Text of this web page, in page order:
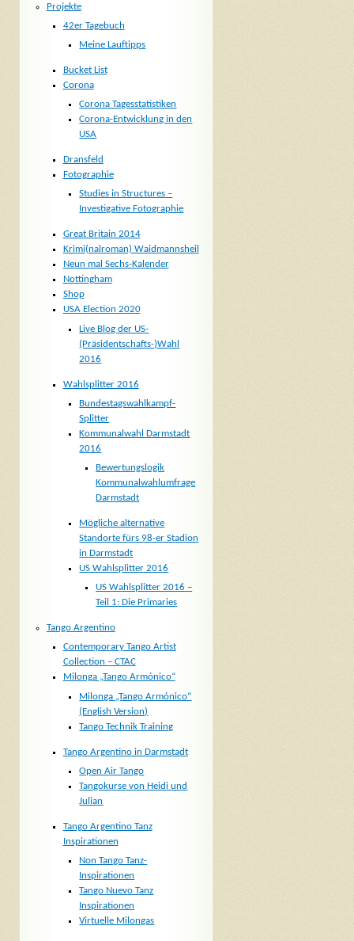
Projekte
42er Tagebuch
Meine Lauftipps
Bucket List
Corona
Corona Tagesstatistiken
Corona-Entwicklung in den
USA
Dransfeld
Fotographie
Studies in Structures –
Investigative Fotographie
Great Britain 2014
Krimi(nalroman) Waidmannsheil
Neun mal Sechs-Kalender
Nottingham
Shop
USA Election 2020
Live Blog der US-
(Präsidentschafts-)Wahl
2016
Wahlsplitter 2016
Bundestagswahlkampf-
Splitter
Kommunalwahl Darmstadt
2016
Bewertungslogik
Kommunalwahlumfrage
Darmstadt
Mögliche alternative
Standorte fürs 98-er Stadion
in Darmstadt
US Wahlsplitter 2016
US Wahlsplitter 2016 –
Teil 1: Die Primaries
Tango Argentino
Contemporary Tango Artist
Collection – CTAC
Milonga „Tango Armónico“
Milonga „Tango Armónico“
(English Version)
Tango Technik Training
Tango Argentino in Darmstadt
Open Air Tango
Tangokurse von Heidi und
Julian
Tango Argentino Tanz
Inspirationen
Non Tango Tanz-
Inspirationen
Tango Nuevo Tanz
Inspirationen
Virtuelle Milongas